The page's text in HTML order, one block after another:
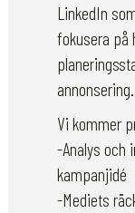
LinkedIn
fokusera på
annonsering.
Vi kommer
-Analys och
kampanjidé
-Mediets